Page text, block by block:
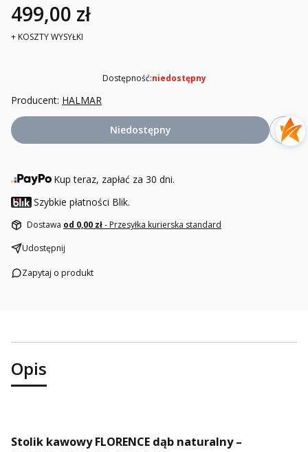
499,00 zł
+ KOSZTY WYSYŁKI
Dostępność:niedostępny
Producent: HALMAR
Niedostępny
Kup teraz, zapłać za 30 dni.
Szybkie płatności Blik.
Dostawa od 0,00 zł- Przesyłka kurierska standard
Udostępnij
Zapytaj o produkt
Opis
Stolik kawowy FLORENCE dąb naturalny –